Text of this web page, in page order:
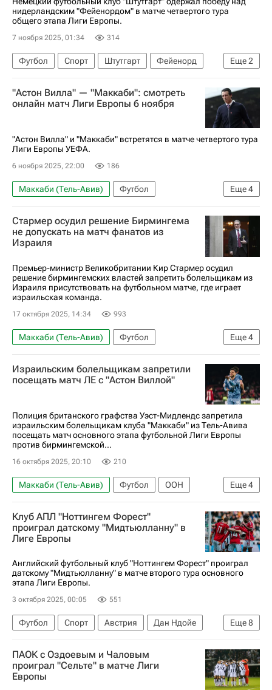
нидерландским "Фейенордом" в матче четвертого тура
общего этапа Лиги Европы.
7 ноября 2025, 01:34 314
Еще2
Футбол Спорт Штутгарт
Фейенорд
Селтик
Лига Европы УЕФА 2026-2027
"Астон Вилла" — "Маккаби": смотреть
онлайн матч Лиги Европы 6 ноября
"Астон Вилла" и "Маккаби" встретятся в матче четвертого тура
Лиги Европы УЕФА.
6 ноября 2025, 22:00 186
Еще4
Маккаби (Тель-Авив)
Футбол
Астон Вилла
Лига Европы УЕФА 2026-2027
Спорт
Анонсы и трансляции матчей
Стармер осудил решение Бирмингема
не допускать на матч фанатов из
Израиля
Премьер-министр Великобритании Кир Стармер осудил
решение бирмингемских властей запретить болельщикам из
Израиля присутствовать на футбольном матче, где играет
израильская команда.
17 октября 2025, 14:34 993
Еще4
Маккаби (Тель-Авив)
Футбол
Кир Стармер
Международная федерация футбола (ФИФА)
Союз европейских футбольных ассоциаций (УЕФА)
Астон Вилла
Израильским болельщикам запретили
посещать матч ЛЕ с "Астон Виллой"
Полиция британского графства Уэст-Мидлендс запретила
израильским болельщикам клуба "Маккаби" из Тель-Авива
посещать матч основного этапа футбольной Лиги Европы
против бирмингемской...
16 октября 2025, 20:10 210
Еще4
Маккаби (Тель-Авив) Футбол
ООН
Международная федерация футбола (ФИФА)
Союз европейских футбольных ассоциаций (УЕФА)
Астон Вилла
Клуб АПЛ "Ноттингем Форест"
проиграл датскому "Мидтьюлланну" в
Лиге Европы
Английский футбольный клуб "Ноттингем Форест" проиграл
датскому "Мидтьюлланну" в матче второго тура основного
этапа Лиги Европы.
3 октября 2025, 00:05 551
Еще8
Футбол Спорт Австрия
Дан Ндойе
Морган Гиббс-Уайт
Тель-Авив
Швейцария
Ноттингем Форест
Порту
ПАОК с Оздоевым и Чаловым
проиграл "Сельте" в матче Лиги
Европы